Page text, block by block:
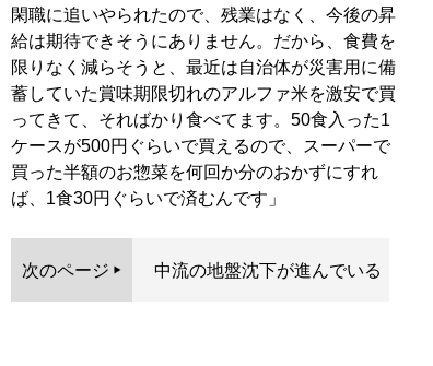
閑職に追いやられたので、残業はなく、今後の昇
給は期待できそうにありません。だから、食費を
限りなく減らそうと、最近は自治体が災害用に備
蓄していた賞味期限切れのアルファ米を激安で買
ってきて、そればかり食べてます。50食入った1
ケースが500円ぐらいで買えるので、スーパーで
買った半額のお惣菜を何回か分のおかずにすれ
ば、1食30円ぐらいで済むんです」
次のページ 中流の地盤沈下が進んでいる